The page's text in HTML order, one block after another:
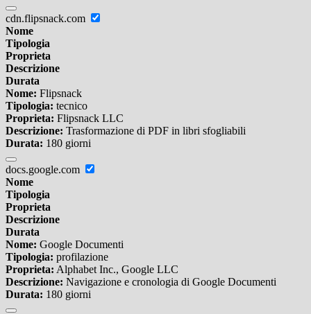
cdn.flipsnack.com
Nome
Tipologia
Proprieta
Descrizione
Durata
Nome: Flipsnack
Tipologia: tecnico
Proprieta: Flipsnack LLC
Descrizione: Trasformazione di PDF in libri sfogliabili
Durata: 180 giorni
docs.google.com
Nome
Tipologia
Proprieta
Descrizione
Durata
Nome: Google Documenti
Tipologia: profilazione
Proprieta: Alphabet Inc., Google LLC
Descrizione: Navigazione e cronologia di Google Documenti
Durata: 180 giorni